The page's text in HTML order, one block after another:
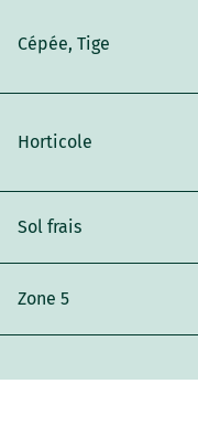
Cépée, Tige
Horticole
Sol frais
Zone 5